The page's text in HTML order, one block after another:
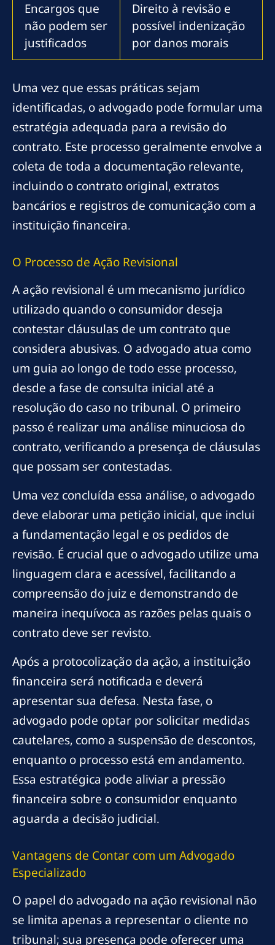
Encargos que
não podem ser
justificados
Direito à revisão e
possível indenização
por danos morais
Uma vez que essas práticas sejam
identificadas, o advogado pode formular uma
estratégia adequada para a revisão do
contrato. Este processo geralmente envolve a
coleta de toda a documentação relevante,
incluindo o contrato original, extratos
bancários e registros de comunicação com a
instituição financeira.
O Processo de Ação Revisional
A ação revisional é um mecanismo jurídico
utilizado quando o consumidor deseja
contestar cláusulas de um contrato que
considera abusivas. O advogado atua como
um guia ao longo de todo esse processo,
desde a fase de consulta inicial até a
resolução do caso no tribunal. O primeiro
passo é realizar uma análise minuciosa do
contrato, verificando a presença de cláusulas
que possam ser contestadas.
Uma vez concluída essa análise, o advogado
deve elaborar uma petição inicial, que inclui
a fundamentação legal e os pedidos de
revisão. É crucial que o advogado utilize uma
linguagem clara e acessível, facilitando a
compreensão do juiz e demonstrando de
maneira inequívoca as razões pelas quais o
contrato deve ser revisto.
Após a protocolização da ação, a instituição
financeira será notificada e deverá
apresentar sua defesa. Nesta fase, o
advogado pode optar por solicitar medidas
cautelares, como a suspensão de descontos,
enquanto o processo está em andamento.
Essa estratégica pode aliviar a pressão
financeira sobre o consumidor enquanto
aguarda a decisão judicial.
Vantagens de Contar com um Advogado
Especializado
O papel do advogado na ação revisional não
se limita apenas a representar o cliente no
tribunal; sua presença pode oferecer uma